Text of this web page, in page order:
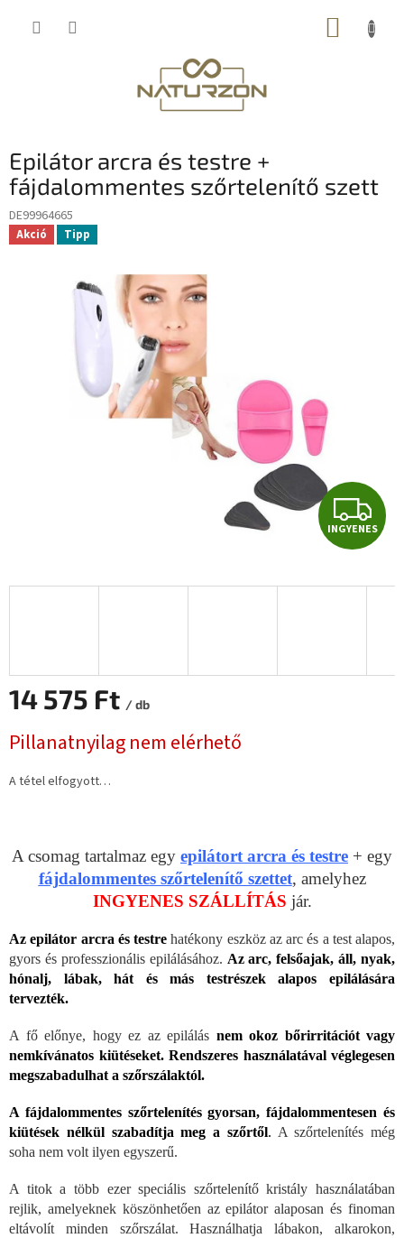
KOSÁR
Epilátor arcra és testre +
fájdalommentes szőrtelenítő szett
DE99964665
Akció Tipp
I
N
G
INGYENES
14 575 Ft / db
Pillanatnyilag nem elérhető
A tétel elfogyott…
A csomag tartalmaz egy epilátort arcra és testre + egy
fájdalommentes szőrtelenítő szettet, amelyhez
INGYENES SZÁLLÍTÁS jár.
Az epilátor arcra és testre hatékony eszköz az arc és a test alapos,
gyors és professzionális epilálásához. Az arc, felsőajak, áll, nyak,
hónalj, lábak, hát és más testrészek alapos epilálására
tervezték.
A fő előnye, hogy ez az epilálás nem okoz bőrirritációt vagy
nemkívánatos kiütéseket. Rendszeres használatával véglegesen
megszabadulhat a szőrszálaktól.
A fájdalommentes szőrtelenítésgyorsan, fájdalommentesen és
kiütések nélkül szabadítja meg a szőrtől. A szőrtelenítés még
soha nem volt ilyen egyszerű.
A titok a több ezer speciális szőrtelenítő kristály használatában
rejlik, amelyeknek köszönhetően az epilátor alaposan és finoman
eltávolít minden szőrszálat. Használhatja lábakon, alkarokon,